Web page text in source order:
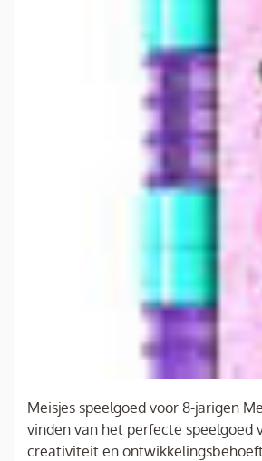
Meisjes speelgoed voor 8-jarigen
vinden van het perfecte speelgoed
creativiteit en